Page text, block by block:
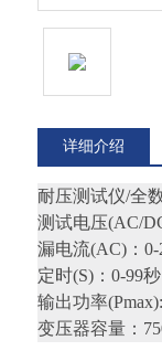
详细介绍
耐压测试仪/全
测试电压(AC/
漏电流(AC)：0-
定时(S)：0-99
输出功率
变压器容量：